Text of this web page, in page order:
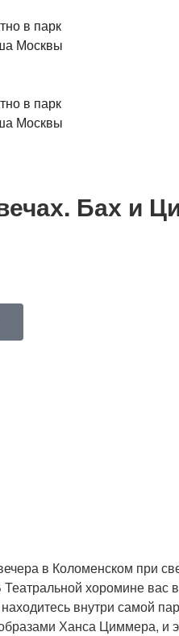
в парк
Москвы
в парк
Москвы
Бах и
в Коломенском при
хоромине вас
внутри самой
Ханса Циммера, и